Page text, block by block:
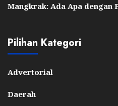
Mangkrak: Ada Apa dengan
Pilihan Kategori
Advertorial
Daerah